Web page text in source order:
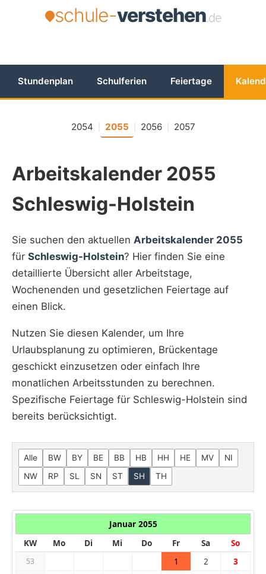
schule-verstehen.de
Stundenplan Schulferien Feiertage
2054 2055 2056 2057
Arbeitskalender 2055
Schleswig-Holstein
Sie suchen den aktuellen Arbeitskalender 2055
für Schleswig-Holstein? Hier finden Sie eine
detaillierte Übersicht aller Arbeitstage,
Wochenenden und gesetzlichen Feiertage auf
einen Blick.
Nutzen Sie diesen Kalender, um Ihre
Urlaubsplanung zu optimieren, Brückentage
geschickt einzusetzen oder einfach Ihre
monatlichen Arbeitsstunden zu berechnen.
Spezifische Feiertage für Schleswig-Holstein sind
bereits berücksichtigt.
Alle BW BY BE BB HB HH HE MV
NI
NW
RP SL SN ST SH TH
Januar 2055
KW
Mo Di Mi Do Fr Sa So
53 1 2 3